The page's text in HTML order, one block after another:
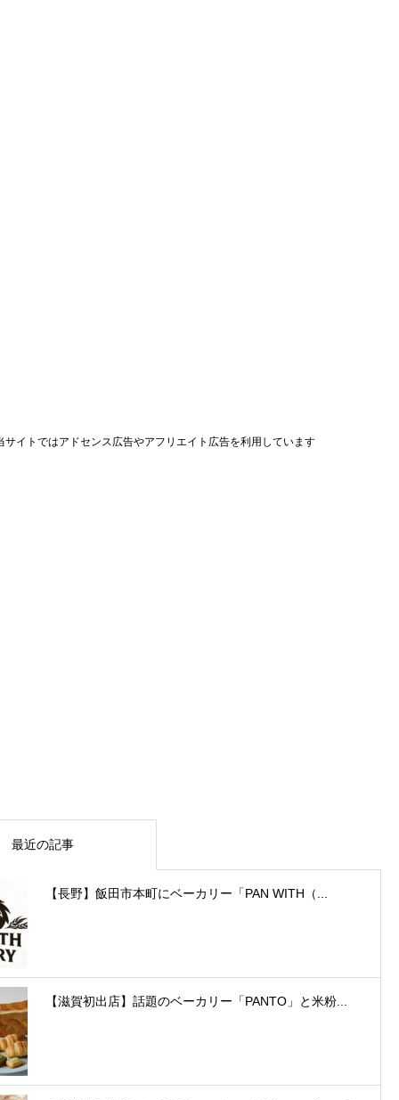
サイトではアドセンス広告やアフリエイト広告を利用しています
最近の記事
【長野】飯田市本町にベーカリー「PAN WITH（...
【滋賀初出店】話題のベーカリー「PANTO」と米粉...